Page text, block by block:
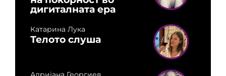
дигиталната ера
Катарина Лука
Телото слуша